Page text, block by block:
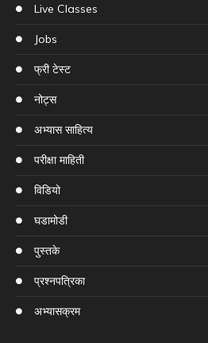
Live Classes
Jobs
फ्री टेस्ट
नोट्स
अभ्यास साहित्य
परीक्षा माहिती
विडियो
घडामोडी
पुस्तके
प्रश्नपत्रिका
अभ्यासक्रम